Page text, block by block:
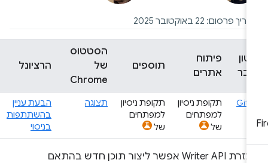
פרסום: 22 באוקטובר 2025
פיתוח
אתרים
תוספים
הסטטוס
Chrome
הרציונל
תקופת ניסיון
למפתחים
תקופת ניסיון
למפתחים
תצוגה
הבעת עניין
בהשתתפות
בניסוי
בעזרת Writer API אפשר ליצור תוכן חדש בהתאם